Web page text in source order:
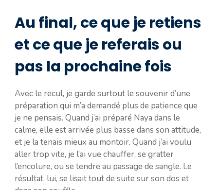
Au final, ce que je retiens
et ce que je referais ou
pas la prochaine fois
Avec le recul, je garde surtout le souvenir d’une
préparation qui m’a demandé plus de patience que
je ne pensais. Quand j’ai préparé Naya dans le
calme, elle est arrivée plus basse dans son attitude,
et je la tenais mieux au montoir. Quand j’ai voulu
aller trop vite, je l’ai vue chauffer, se gratter
l’encolure, ou se tendre au passage de sangle. Le
résultat, lui, se lisait tout de suite sur son dos et